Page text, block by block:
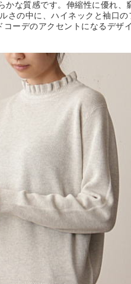
かな質感です。伸縮性に優れ、
さの中に、ハイネックと袖口の
ーデのアクセントになるデザ